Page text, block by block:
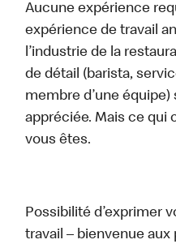
Aucune expérience
expérience de travail
l’industrie de la
de détail (barista,
membre d’une
appréciée. Mais ce qui
vous êtes.
Possibilité d’exprimer
travail – bienvenue